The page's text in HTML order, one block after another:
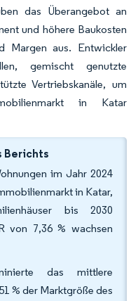
das Überangebot an
und höhere Baukosten
Margen aus. Entwickler
gemischt genutzte
Vertriebskanäle, um
in Katar
Berichts
im Jahr 2024
in Katar,
bis 2030
von 7,36 % wachsen
das mittlere
% der Marktgröße des